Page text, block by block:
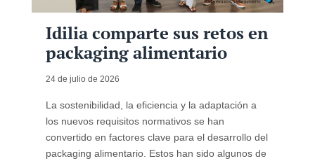
Idilia comparte sus retos en
packaging alimentario
24 de julio de 2026
La sostenibilidad, la eficiencia y la adaptación a
los nuevos requisitos normativos se han
convertido en factores clave para el desarrollo del
packaging alimentario. Estos han sido algunos de